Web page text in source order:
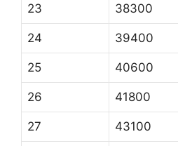
23 38300
24 39400
25 40600
26 41800
27 43100